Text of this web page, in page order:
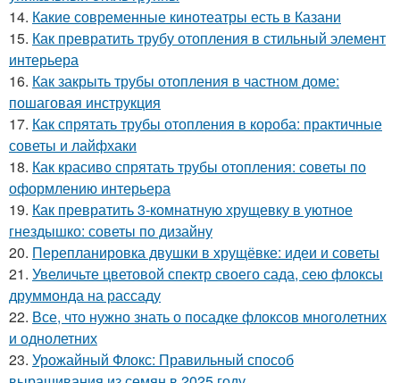
14. Какие современные кинотеатры есть в Казани
15. Как превратить трубу отопления в стильный элемент
интерьера
16. Как закрыть трубы отопления в частном доме:
пошаговая инструкция
17. Как спрятать трубы отопления в короба: практичные
советы и лайфхаки
18. Как красиво спрятать трубы отопления: советы по
оформлению интерьера
19. Как превратить 3-комнатную хрущевку в уютное
гнездышко: советы по дизайну
20. Перепланировка двушки в хрущёвке: идеи и советы
21. Увеличьте цветовой спектр своего сада, сею флоксы
друммонда на рассаду
22. Все, что нужно знать о посадке флоксов многолетних
и однолетних
23. Урожайный Флокс: Правильный способ